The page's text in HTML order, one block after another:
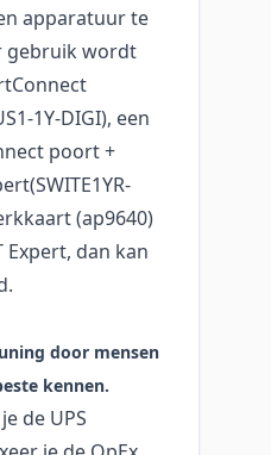
apparatuur te
gebruik wordt
1Y-DIGI), een
poort +
(ap9640)
Expert, dan kan
door mensen
kennen.
de UPS